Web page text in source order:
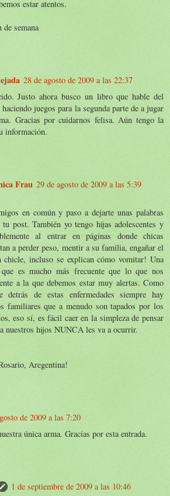
estar atentos.
semana
28 de agosto de 2009 a las 22:37
Justo ahora busco un libro que hable del
juegos para la segunda parte de a jugar
Gracias por cuidarnos felisa. Aún tengo la
información.
Frau 29 de agosto de 2009 a las 5:39
en común y paso a dejarte unas palabras
post. También yo tengo hijas adolescentes y
al entrar en páginas donde chicas
a perder peso, mentir a su familia, engañar el
chicle, incluso se explican cómo vomitar! Una
es mucho más frecuente que lo que nos
a la que debemos estar muy alertas. Como
detrás de estas enfermedades siempre hay
familiares que a menudo son tapados por los
eso sí, es fácil caer en la simpleza de pensar
nuestros hijos NUNCA les va a ocurrir.
Aregentina!
de 2009 a las 7:20
única arma. Gracias por esta entrada.
1 de septiembre de 2009 a las 10:46